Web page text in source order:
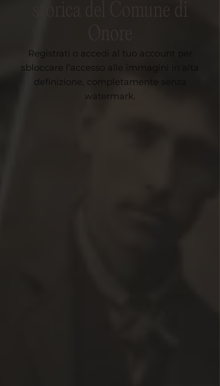
storica del Comune di
Registrati o accedi al tuo account per
sbloccare l’accesso alle immagini in alta
definizione, completamente senza
watermark.